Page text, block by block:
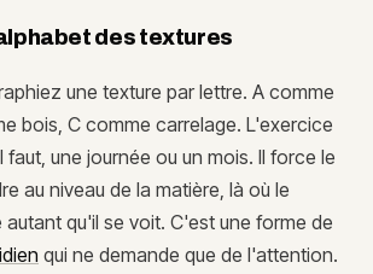
des textures
une texture par lettre. A comme
bois, C comme carrelage. L'exercice
faut, une journée ou un mois. Il force le
au niveau de la matière, là où le
qu'il se voit. C'est une forme de
qui ne demande que de l'attention.